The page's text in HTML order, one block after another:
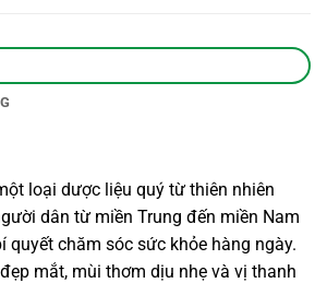
loại dược liệu quý từ thiên nhiên
dân từ miền Trung đến miền Nam
quyết chăm sóc sức khỏe hàng ngày.
mắt, mùi thơm dịu nhẹ và vị thanh